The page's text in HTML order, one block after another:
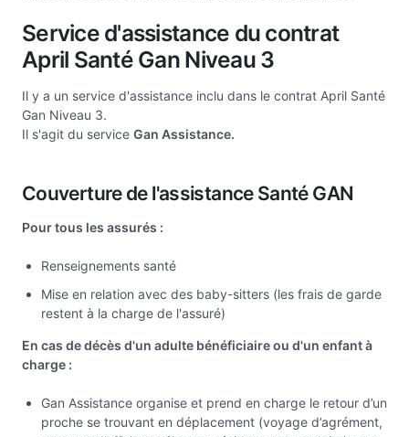
Service d'assistance du contrat
April Santé Gan Niveau 3
Il y a un service d'assistance inclu dans le contrat April Santé
Gan Niveau 3.
Il s'agit du service Gan Assistance.
Couverture de l'assistance Santé GAN
Pour tous les assurés :
Renseignements santé
Mise en relation avec des baby-sitters (les frais de garde
restent à la charge de l'assuré)
En cas de décès d'un adulte bénéficiaire ou d'un enfant à
charge :
Gan Assistance organise et prend en charge le retour d’un
proche se trouvant en déplacement (voyage d’agrément,